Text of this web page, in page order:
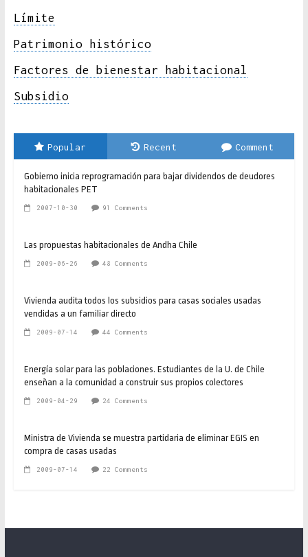
Límite
Patrimonio histórico
Factores de bienestar habitacional
Subsidio
Popular Recent Comment
Gobierno inicia reprogramación para bajar dividendos de deudores
habitacionales PET
2007-10-30 91 Comments
Las propuestas habitacionales de Andha Chile
2009-06-26 48 Comments
Vivienda audita todos los subsidios para casas sociales usadas
vendidas a un familiar directo
2009-07-14 44 Comments
Energía solar para las poblaciones. Estudiantes de la U. de Chile
enseñan a la comunidad a construir sus propios colectores
2009-04-29 24 Comments
Ministra de Vivienda se muestra partidaria de eliminar EGIS en
compra de casas usadas
2009-07-14 22 Comments